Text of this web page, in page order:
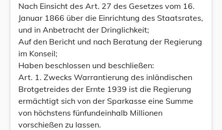
Nach Einsicht des Art. 27 des Gesetzes vom 16.
Januar 1866 über die Einrichtung des Staatsrates,
und in Anbetracht der Dringlichkeit;
Auf den Bericht und nach Beratung der Regierung
im Konseil;
Haben beschlossen und beschließen:
Art. 1. Zwecks Warrantierung des inländischen
Brotgetreides der Ernte 1939 ist die Regierung
ermächtigt sich von der Sparkasse eine Summe
von höchstens fünfundeinhalb Millionen
vorschießen zu lassen.